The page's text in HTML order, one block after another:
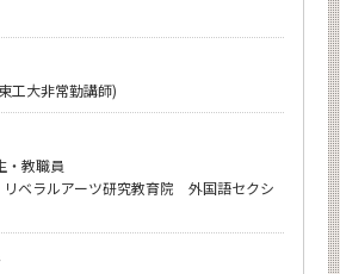
工大非常勤講師)
・教職員
ベラルアーツ研究教育院 外国語セクシ
サイト構成